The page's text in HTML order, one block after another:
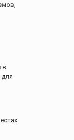
в
для